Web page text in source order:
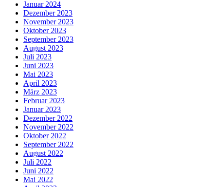
Januar 2024
Dezember 2023
November 2023
Oktober 2023
September 2023
August 2023
Juli 2023
Juni 2023
Mai 2023
April 2023
März 2023
Februar 2023
Januar 2023
Dezember 2022
November 2022
Oktober 2022
September 2022
August 2022
Juli 2022
Juni 2022
Mai 2022